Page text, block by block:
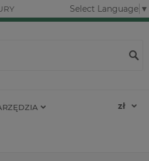
Select Language ▼